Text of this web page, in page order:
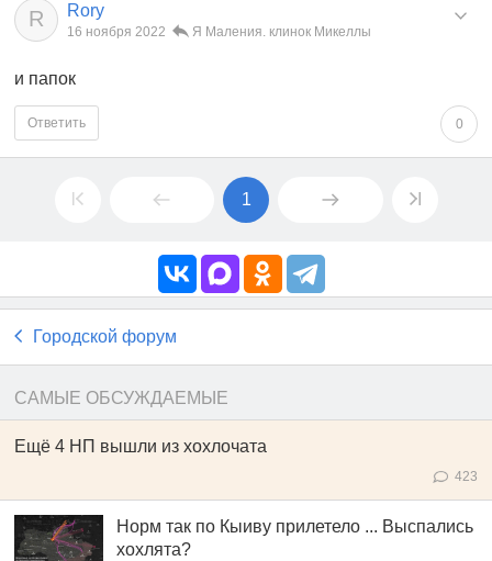
R Rory
16 ноября 2022 Я Маления. клинок Микеллы
и папок
0
Ответить
1
Городской форум
САМЫЕ ОБСУЖДАЕМЫЕ
Ещё 4 НП вышли из хохлочата
423
Норм так по Кыиву прилетело ... Выспались
хохлята?